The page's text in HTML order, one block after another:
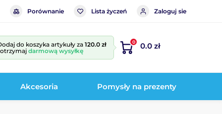
Porównanie Lista życzeń Zaloguj sie
do koszyka artykuły za 120.0 zł
darmową wysyłkę
0 0.0 zł
Akcesoria Pomysły na prezenty